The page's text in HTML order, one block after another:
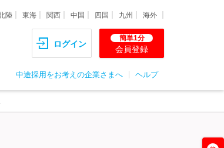
陸 東海 関西 中国 四国 九州 海外
ログイン
簡単1分
会員登録
中途採用をお考えの企業さまへ ヘルプ